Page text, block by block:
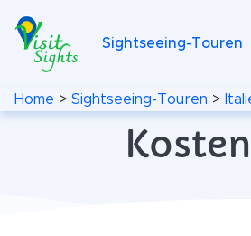
Sightseeing-Touren
Home > Sightseeing-Touren >